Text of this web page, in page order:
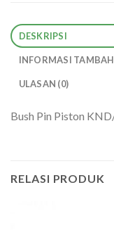
DESKRIPSI
INFORMASI
ULASAN (0)
Bush Pin Piston
RELASI PRODUK